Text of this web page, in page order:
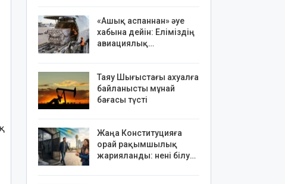
«Ашық аспаннан» әуе
хабына дейін: Еліміздің
авиациялық…
Таяу Шығыстағы ахуалға
байланысты мұнай
бағасы түсті
Жаңа Конституцияға
орай рақымшылық
жарияланды: нені білу…